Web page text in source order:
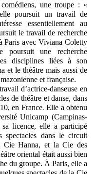
une troupe : «
poursuit un travail de
essentiellement au
le travail de recherche
Paris avec Viviana Coletty
poursuit une recherche
disciplines liées à son
et le théâtre mais aussi de
et française.
d’actrice-danseuse en
de théâtre et danse, dans
en France. Elle a obtenu
Unicamp (Campinas-
sa licence, elle a participé
spectacles dans le circuit
Cie Hanna, et la Cie des
oriental était aussi bien
du groupe. À Paris, elle a